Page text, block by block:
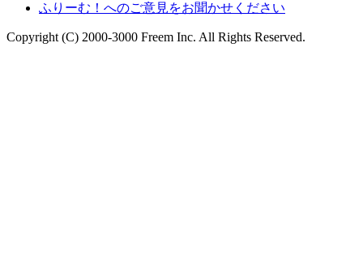
ふりーむ！へのご意見をお聞かせください
Copyright (C) 2000-3000 Freem Inc. All Rights Reserved.